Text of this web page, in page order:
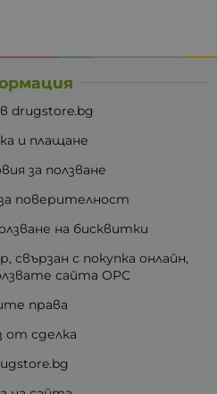
drugstore.bg
и плащане
за ползване
поверителност
на бисквитки
свързан с покупка онлайн,
сайта ОРС
права
от сделка